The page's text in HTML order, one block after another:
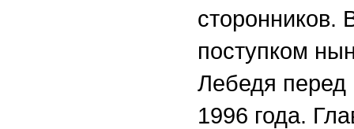
сторонников.
поступком
Лебедя перед
1996 года.